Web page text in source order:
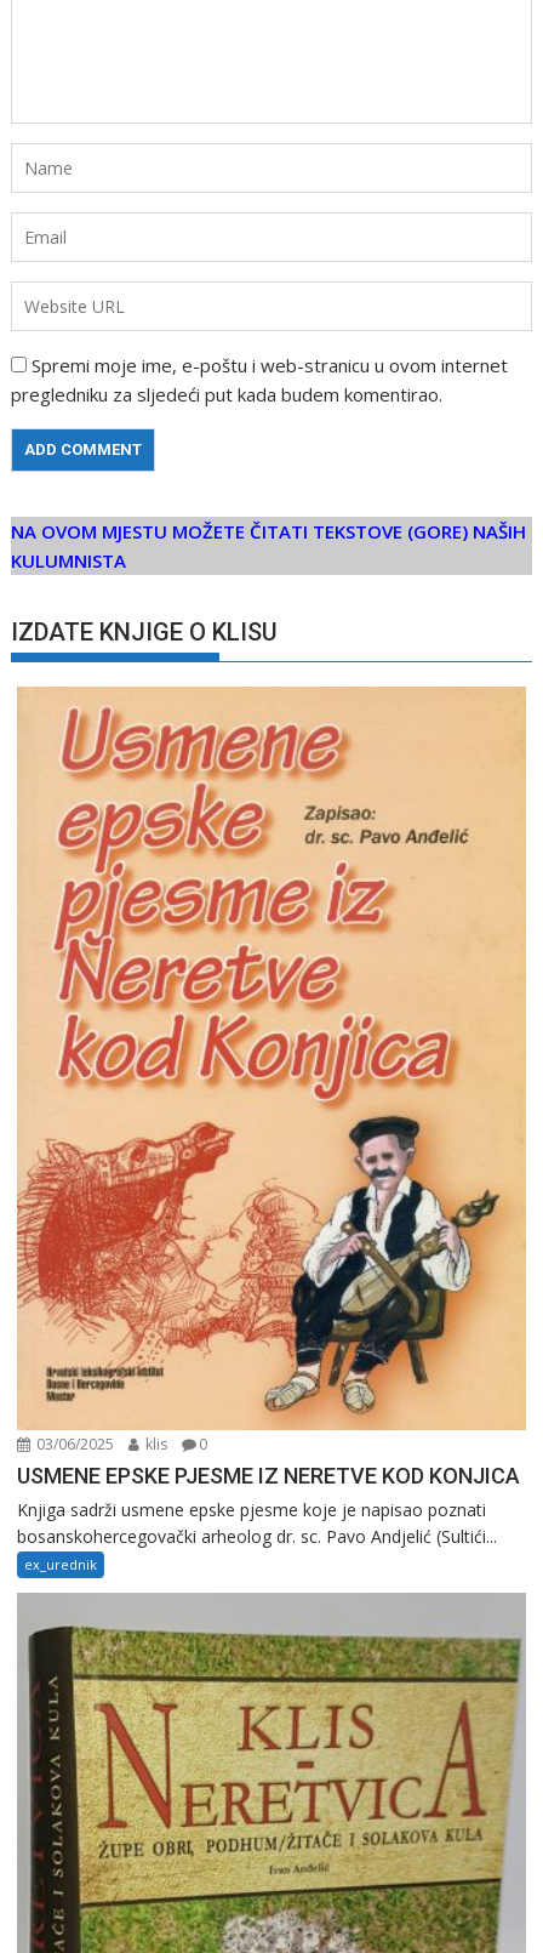
Spremi moje ime, e-poštu i web-stranicu u ovom internet
pregledniku za sljedeći put kada budem komentirao.
NA OVOM MJESTU MOŽETE ČITATI TEKSTOVE (GORE) NAŠIH
KULUMNISTA
IZDATE KNJIGE O KLISU
03/06/2025 klis 0
USMENE EPSKE PJESME IZ NERETVE KOD KONJICA
Knjiga sadrži usmene epske pjesme koje je napisao poznati
bosanskohercegovački arheolog dr. sc. Pavo Andjelić (Sultići...
ex_urednik